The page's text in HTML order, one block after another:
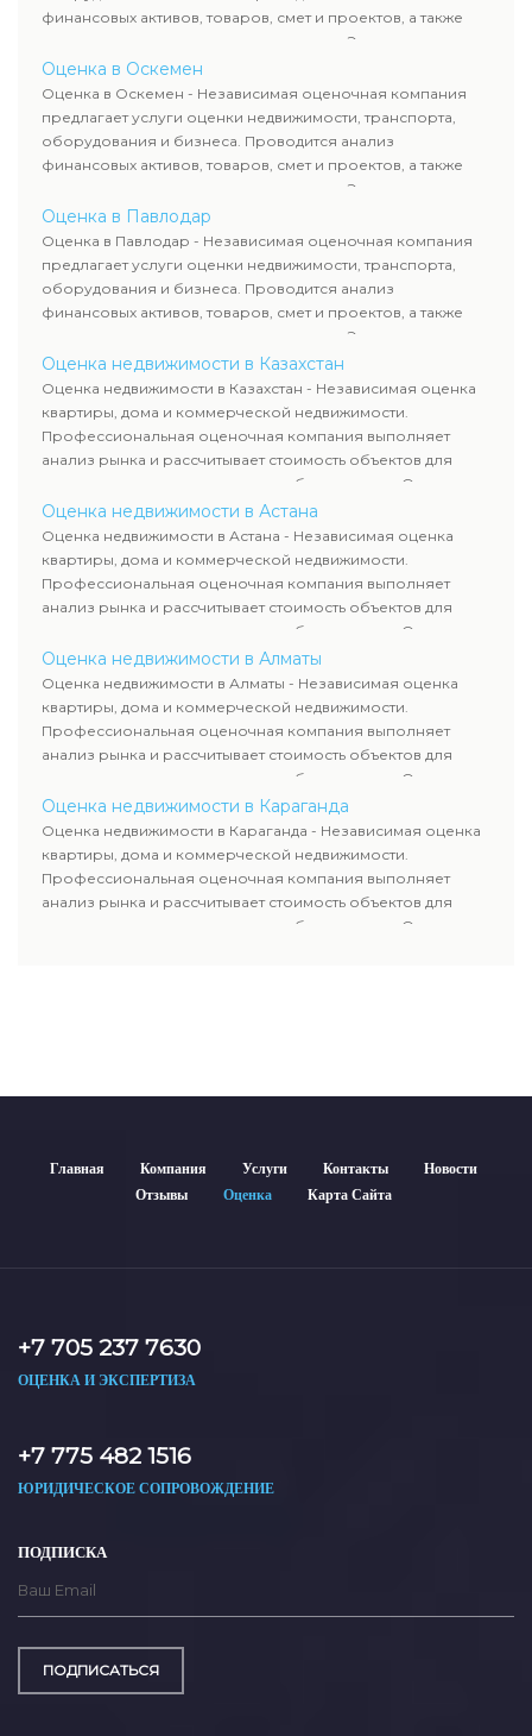
финансовых активов, товаров, смет и проектов, а также
оценка животных и недропользования. Эксперты
определяют рыночную стоимость имущества и
рассчитывают ущерб. Все отчеты соответствуют
требованиям законодательства и используются для
сделок, кредитования и судебных процессов.
Оценка в Оскемен
Оценка в Оскемен - Независимая оценочная компания
предлагает услуги оценки недвижимости, транспорта,
оборудования и бизнеса. Проводится анализ
финансовых активов, товаров, смет и проектов, а также
оценка животных и недропользования. Эксперты
определяют рыночную стоимость имущества и
рассчитывают ущерб. Все отчеты соответствуют
требованиям законодательства и используются для
сделок, кредитования и судебных процессов.
Оценка в Павлодар
Оценка в Павлодар - Независимая оценочная компания
предлагает услуги оценки недвижимости, транспорта,
оборудования и бизнеса. Проводится анализ
финансовых активов, товаров, смет и проектов, а также
оценка животных и недропользования. Эксперты
определяют рыночную стоимость имущества и
рассчитывают ущерб. Все отчеты соответствуют
требованиям законодательства и используются для
сделок, кредитования и судебных процессов.
Оценка недвижимости в Казахстан
Оценка недвижимости в Казахстан - Независимая оценка
квартиры, дома и коммерческой недвижимости.
Профессиональная оценочная компания выполняет
анализ рынка и рассчитывает стоимость объектов для
продажи, ипотеки, аренды и судебных споров. Оценка
недвижимости включает современные методы и
гарантирует объективные результаты. Отчеты
используются для банков, судов и страховых компаний по
всему Казахстану.
Оценка недвижимости в Астана
Оценка недвижимости в Астана - Независимая оценка
квартиры, дома и коммерческой недвижимости.
Профессиональная оценочная компания выполняет
анализ рынка и рассчитывает стоимость объектов для
продажи, ипотеки, аренды и судебных споров. Оценка
недвижимости включает современные методы и
гарантирует объективные результаты. Отчеты
используются для банков, судов и страховых компаний по
всему Казахстану.
Оценка недвижимости в Алматы
Оценка недвижимости в Алматы - Независимая оценка
квартиры, дома и коммерческой недвижимости.
Профессиональная оценочная компания выполняет
анализ рынка и рассчитывает стоимость объектов для
продажи, ипотеки, аренды и судебных споров. Оценка
недвижимости включает современные методы и
гарантирует объективные результаты. Отчеты
используются для банков, судов и страховых компаний по
всему Казахстану.
Оценка недвижимости в Караганда
Оценка недвижимости в Караганда - Независимая оценка
квартиры, дома и коммерческой недвижимости.
Профессиональная оценочная компания выполняет
анализ рынка и рассчитывает стоимость объектов для
продажи, ипотеки, аренды и судебных споров. Оценка
Главная Компания Услуги Контакты
Новости
Отзывы
Оценка Карта Сайта
+7 705 237 7630
ОЦЕНКА И ЭКСПЕРТИЗА
+7 775 482 1516
ЮРИДИЧЕСКОЕ СОПРОВОЖДЕНИЕ
ПОДПИСКА
ПОДПИСАТЬСЯ